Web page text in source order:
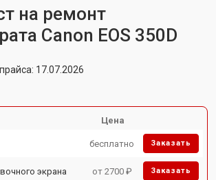
на ремонт
Canon EOS 350D
17.07.2026
Цена
бесплатно Заказать
экрана от 2700 ₽ Заказать